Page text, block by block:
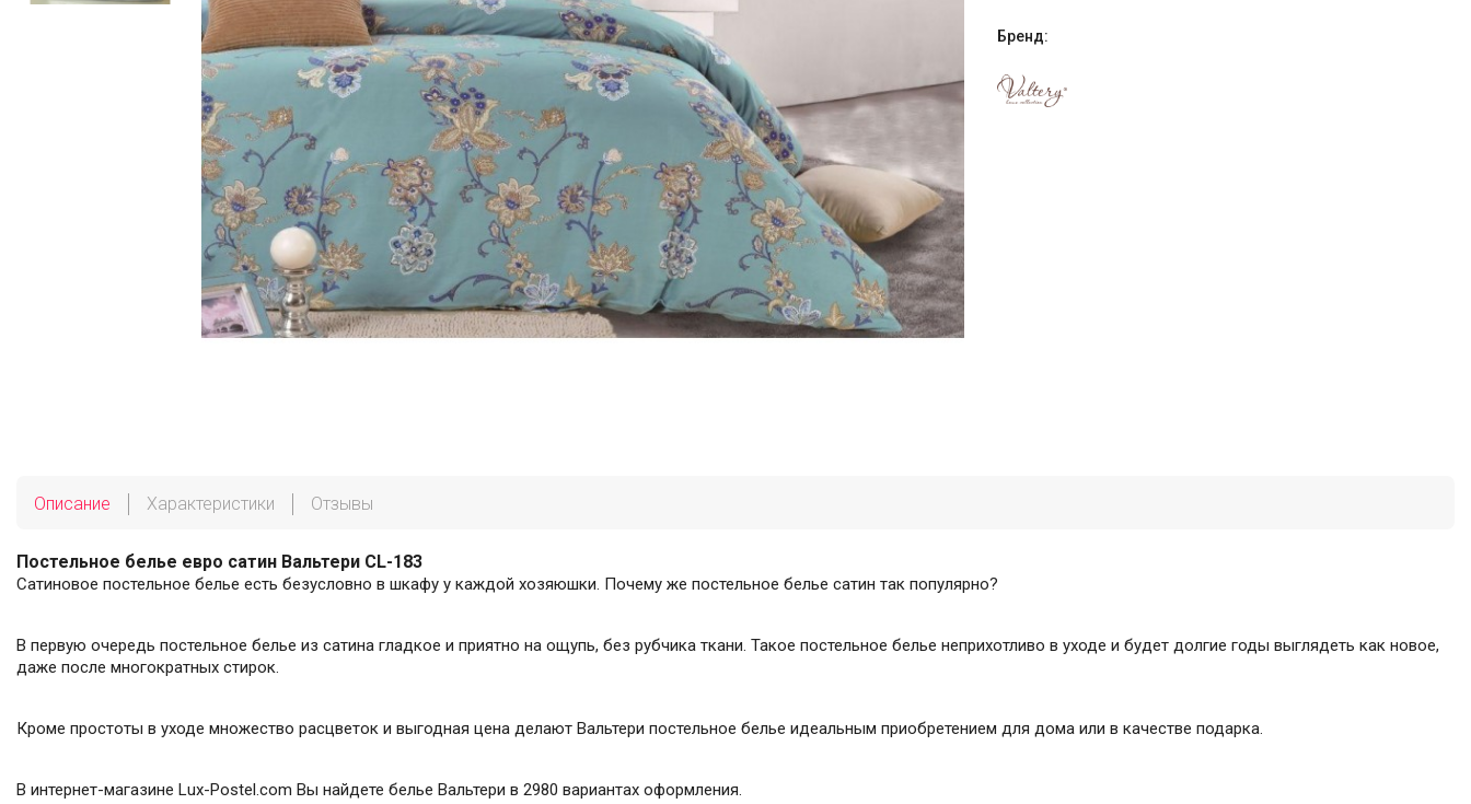
Бренд:
Описание Характеристики Отзывы
Постельное белье евро сатин Вальтери CL-183
Сатиновое постельное белье есть безусловно в шкафу у каждой хозяюшки. Почему же постельное белье сатин так популярно?
В первую очередь постельное белье из сатина гладкое и приятно на ощупь, без рубчика ткани. Такое постельное белье неприхотливо в уходе и будет долгие годы выглядеть как новое,
даже после многократных стирок.
Кроме простоты в уходе множество расцветок и выгодная цена делают Вальтери постельное белье идеальным приобретением для дома или в качестве подарка.
В интернет-магазине Lux-Postel.com Вы найдете белье Вальтери в 2980 вариантах оформления.